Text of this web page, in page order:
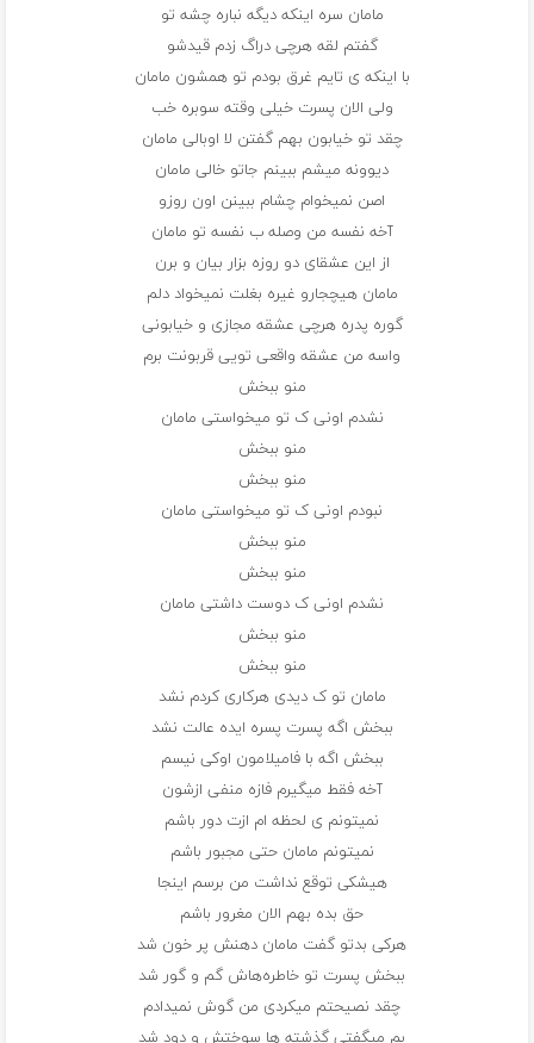
مامان سره اینکه دیگه نباره چشه تو
گفتم لقه هرچی دراگ زدم قیدشو
با اینکه ی تایم غرق بودم تو همشون مامان
ولی الان پسرت خیلی وقته سوبره خب
چقد تو خیابون بهم گفتن لا اوبالی مامان
دیوونه میشم ببینم جاتو خالی مامان
اصن نمیخوام چشام ببینن اون روزو
آخه نفسه من وصله ب نفسه تو مامان
از این عشقای دو روزه بزار بیان و برن
مامان هیچجارو غیره بغلت نمیخواد دلم
گوره پدره هرچی عشقه مجازی و خیابونی
واسه من عشقه واقعی تویی قربونت برم
منو ببخش
نشدم اونی ک تو میخواستی مامان
منو ببخش
منو ببخش
نبودم اونی ک تو میخواستی مامان
منو ببخش
منو ببخش
نشدم اونی ک دوست داشتی مامان
منو ببخش
منو ببخش
مامان تو ک دیدی هرکاری کردم نشد
ببخش اگه پسرت پسره ایده عالت نشد
ببخش اگه با فامیلامون اوکی نیسم
آخه فقط میگیرم فازه منفی ازشون
نمیتونم ی لحظه ام ازت دور باشم
نمیتونم مامان حتی مجبور باشم
هیشکی توقع نداشت من برسم اینجا
حق بده بهم الان مغرور باشم
هرکی بدتو گفت مامان دهنش پر خون شد
ببخش پسرت تو خاطره‌هاش گم و گور شد
چقد نصیحتم میکردی من گوش نمیدادم
بم میگفتی گذشته ها سوختش و دود شد